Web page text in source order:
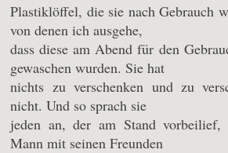
Plastiklöffel, die sie nach Gebrauch
von denen ich ausgehe,
dass diese am Abend für den
gewaschen wurden. Sie hat
nichts zu verschenken und zu
nicht. Und so sprach sie
jeden an, der am Stand
Mann mit seinen Freunden